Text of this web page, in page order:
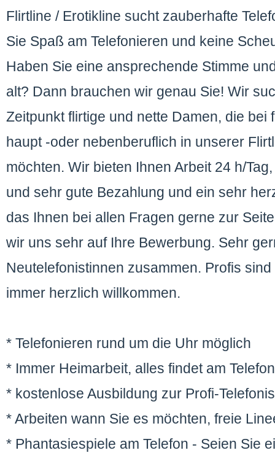
Flirtline / Erotikline sucht zauberhafte
Sie Spaß am Telefonieren und keine
Haben Sie eine ansprechende Stimme
alt? Dann brauchen wir genau Sie! Wir
Zeitpunkt flirtige und nette Damen, die
haupt -oder nebenberuflich in unserer
möchten. Wir bieten Ihnen Arbeit 24 h/
und sehr gute Bezahlung und ein sehr
das Ihnen bei allen Fragen gerne zur
wir uns sehr auf Ihre Bewerbung. Sehr
Neutelefonistinnen zusammen. Profis
immer herzlich willkommen.
* Telefonieren rund um die Uhr möglich
* Immer Heimarbeit, alles findet am
* kostenlose Ausbildung zur Profi-
* Arbeiten wann Sie es möchten, freie
* Phantasiespiele am Telefon - Seien Sie